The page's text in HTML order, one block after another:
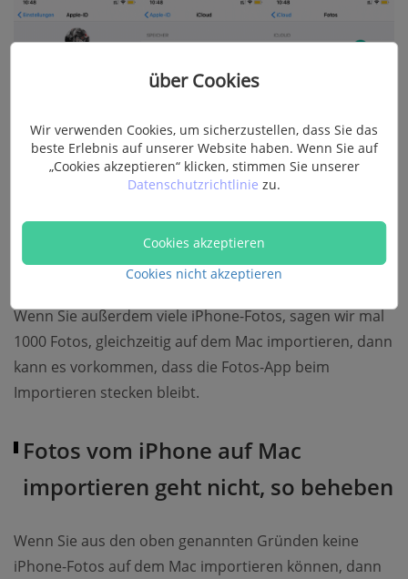
Wenn Sie außerdem viele iPhone-Fotos, sagen wir mal
1000 Fotos, gleichzeitig auf dem Mac importieren, dann
kann es vorkommen, dass die Fotos-App beim
Importieren stecken bleibt.
Fotos vom iPhone auf Mac
importieren geht nicht, so beheben
Wenn Sie aus den oben genannten Gründen keine
iPhone-Fotos auf dem Mac importieren können, dann
über Cookies
Wir verwenden Cookies, um sicherzustellen, dass Sie das
beste Erlebnis auf unserer Website haben. Wenn Sie auf
„Cookies akzeptieren“ klicken, stimmen Sie unserer
Datenschutzrichtlinie zu.
Cookies akzeptieren
Cookies nicht akzeptieren